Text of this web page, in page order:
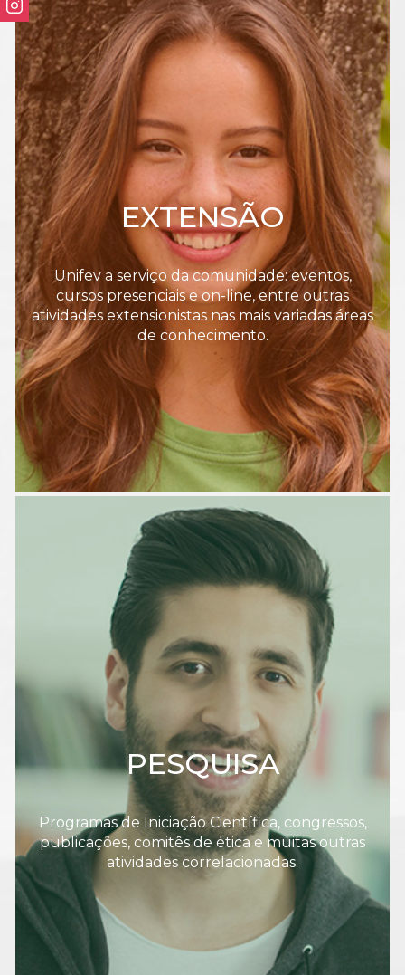
EXTENSÃO
Unifev a serviço da comunidade: eventos,
cursos presenciais e on-line, entre outras
atividades extensionistas nas mais variadas áreas
de conhecimento.
PESQUISA
Programas de Iniciação Científica, congressos,
publicações, comitês de ética e muitas outras
atividades correlacionadas.